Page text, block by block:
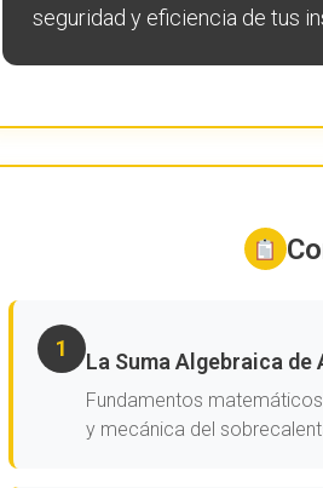
seguridad y eficiencia de tus
1
La Suma Algebraica
Fundamentos
y mecánica del